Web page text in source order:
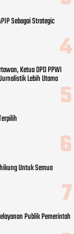
Sebagai Strategic
Ketua DPD PPWI
Lebih Utama
Untuk Semua
Publik Pemerintah